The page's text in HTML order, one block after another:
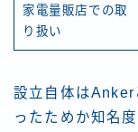
家電量販店での取
り扱い
設立自体はAnker
ったためか知名